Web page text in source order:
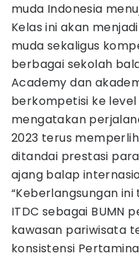
muda Indonesia
Kelas ini akan
muda sekaligus
berbagai sekolah
Academy dan
berkompetisi ke
mengatakan
2023 terus
ditandai prestasi
ajang balap
“Keberlangsungan
ITDC sebagai BUMN
kawasan pariwisata
konsistensi